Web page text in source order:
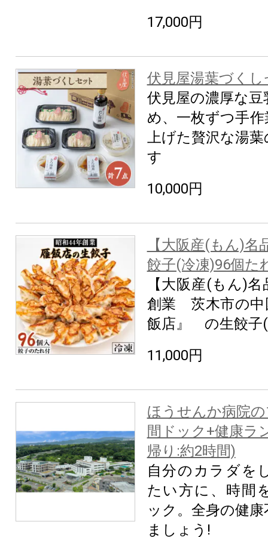
17,000円
伏見屋湯葉づく
伏見屋の濃厚な
め、一枚ずつ手
上げた贅沢な湯
す
10,000円
【大阪産(もん)名
餃子(冷凍)96個た
【大阪産(もん)
創業 茨木市の
飯店』 の生餃子
11,000円
ほうせんか病院
間ドック+健康ラ
帰り:約2時間)
自分のカラダを
たい方に、時間
ック。全身の健
ましょう!